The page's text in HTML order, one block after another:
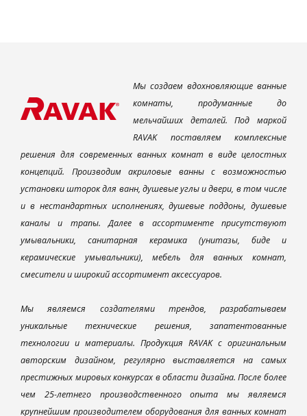
Мы создаем вдохновляющие ванные
комнаты, продуманные до
мельчайших деталей. Под маркой
RAVAK поставляем комплексные
решения для современных ванных комнат в виде целостных
концепций. Производим акриловые ванны с возможностью
установки шторок для ванн, душевые углы и двери, в том числе
и в нестандартных исполнениях, душевые поддоны, душевые
каналы и трапы. Далее в ассортименте присутствуют
умывальники, санитарная керамика (унитазы, биде и
керамические умывальники), мебель для ванных комнат,
смесители и широкий ассортимент аксессуаров.
Мы являемся создателями трендов, разрабатываем
уникальные технические решения, запатентованные
технологии и материалы. Продукция RAVAK с оригинальным
авторским дизайном, регулярно выставляется на самых
престижных мировых конкурсах в области дизайна. После более
чем 25-летнего производственного опыта мы являемся
крупнейшим производителем оборудования для ванных комнат